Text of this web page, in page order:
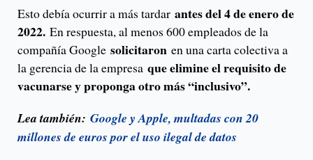
Esto debía ocurrir a más tardar antes del 4 de enero de
2022. En respuesta, al menos 600 empleados de la
compañía Google solicitaron en una carta colectiva a
la gerencia de la empresa que elimine el requisito de
vacunarse y proponga otro más “inclusivo”.
Lea también: Google y Apple, multadas con 20
millones de euros por el uso ilegal de datos